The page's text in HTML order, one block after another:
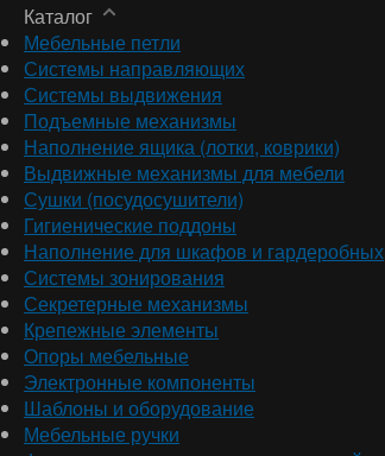
Каталог
Мебельные петли
Системы направляющих
Системы выдвижения
Подъемные механизмы
Наполнение ящика (лотки, коврики)
Выдвижные механизмы для мебели
Сушки (посудосушители)
Гигиенические поддоны
Наполнение для шкафов и гардеробных
Системы зонирования
Секретерные механизмы
Крепежные элементы
Опоры мебельные
Электронные компоненты
Шаблоны и оборудование
Мебельные ручки